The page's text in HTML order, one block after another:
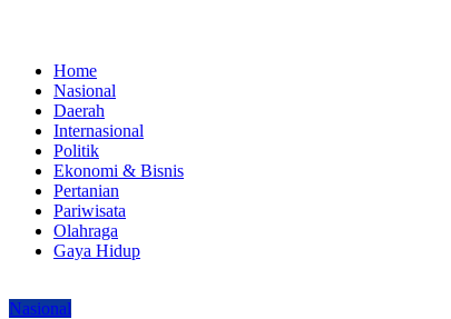
Home
Nasional
Daerah
Internasional
Politik
Ekonomi & Bisnis
Pertanian
Pariwisata
Olahraga
Gaya Hidup
Nasional